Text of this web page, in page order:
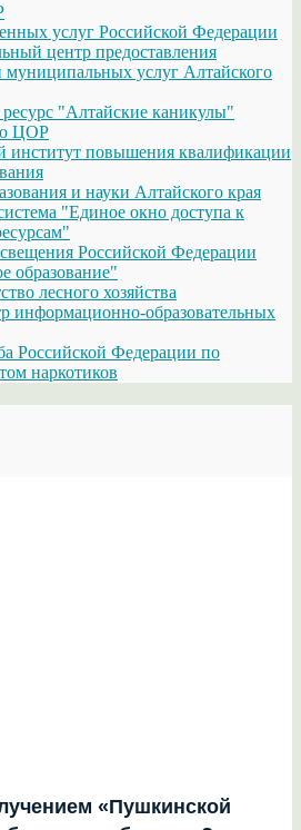
услуг Российской Федерации
центр предоставления
муниципальных услуг Алтайского
"Алтайские каникулы"
ЦОР
институт повышения квалификации
и науки Алтайского края
"Единое окно доступа к
Российской Федерации
образование"
лесного хозяйства
информационно-образовательных
Российской Федерации по
наркотиков
«Пушкинской